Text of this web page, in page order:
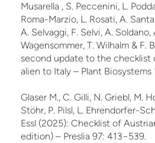
Musarella , S. Peccenini, L.
Roma-Marzio, L. Rosati, A.
A. Selvaggi, F. Selvi, A. Soldano,
Wagensommer, T. Wilhalm & F.
second update to the checklist
alien to Italy – Plant
Glaser M., C. Gilli, N. Griebl, M.
Stöhr, P. Pilsl, L. Ehrendorfer-
Essl (2025): Checklist of
edition) – Preslia 97: 413−539.